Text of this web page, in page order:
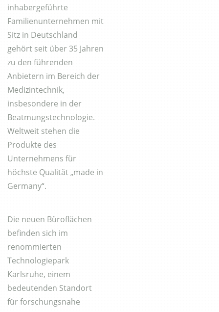
inhabergeführte
Familienunternehmen mit
Sitz in Deutschland
gehört seit über 35 Jahren
zu den führenden
Anbietern im Bereich der
Medizintechnik,
insbesondere in der
Beatmungstechnologie.
Weltweit stehen die
Produkte des
Unternehmens für
höchste Qualität „made in
Germany“.
Die neuen Büroflächen
befinden sich im
renommierten
Technologiepark
Karlsruhe, einem
bedeutenden Standort
für forschungsnahe